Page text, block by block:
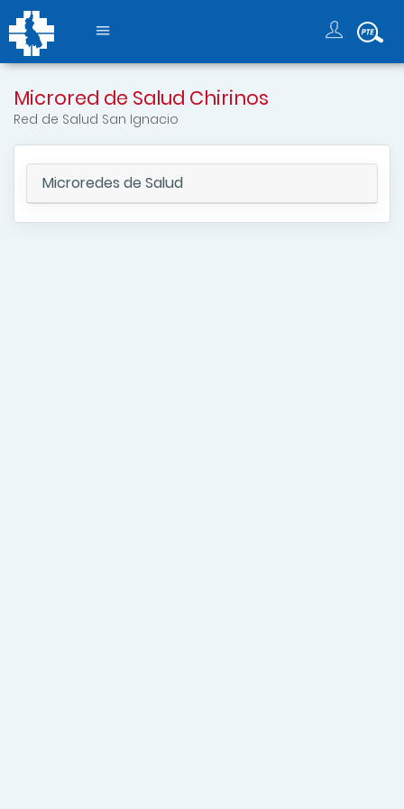
Microred de Salud Chirinos
Red de Salud San Ignacio
Microredes de Salud